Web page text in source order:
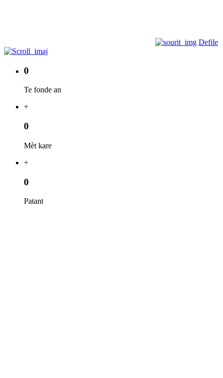
Defile
0
Te fonde an
+
0
Mèt kare
+
0
Patant